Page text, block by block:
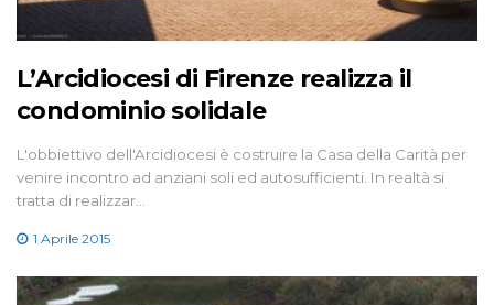
L’Arcidiocesi di Firenze realizza il
condominio solidale
L'obbiettivo dell'Arcidiocesi è costruire la Casa della Carità per
venire incontro ad anziani soli ed autosufficienti. In realtà si
tratta di realizzar…
1 Aprile 2015